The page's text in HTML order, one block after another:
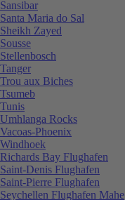
Sansibar
Santa Maria do Sal
Sheikh Zayed
Sousse
Stellenbosch
Tanger
Trou aux Biches
Tsumeb
Tunis
Umhlanga Rocks
Vacoas-Phoenix
Windhoek
Richards Bay Flughafen
Saint-Denis Flughafen
Saint-Pierre Flughafen
Seychellen Flughafen Mahe